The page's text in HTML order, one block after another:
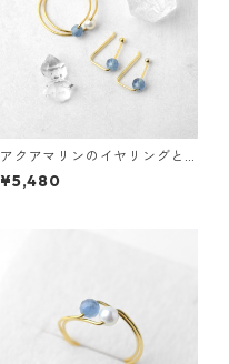
アクアマリンのイヤリングと
指輪のセット サージカルステ
ンレス 貝パール 誕生日プレゼ
¥5,480